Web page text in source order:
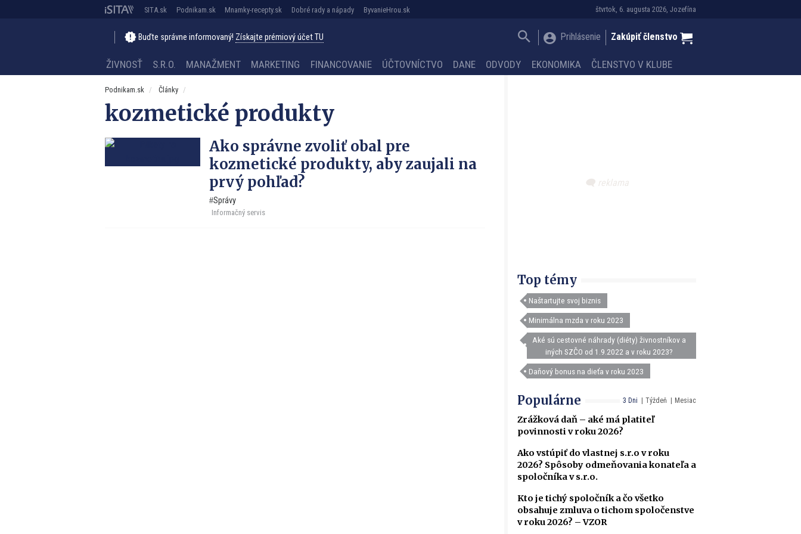
štvrtok, 6. augusta 2026, Jozefína
SITA.sk Podnikam.sk Mnamky-recepty.sk Dobré rady a nápady ByvanieHrou.sk
Buďte správne informovaný! Získajte prémiový účet TU Prihlásenie Zakúpiť členstvo
ŽIVNOSŤ S.R.O. MANAŽMENT MARKETING FINANCOVANIE ÚČTOVNÍCTVO DANE ODVODY EKONOMIKA ČLENSTVO V KLUBE
Podnikam.sk Články
kozmetické produkty
Ako správne zvoliť obal pre
kozmetické produkty, aby zaujali na
prvý pohľad?
Správy
Informačný servis
Top témy
Naštartujte svoj biznis
Minimálna mzda v roku 2023
Aké sú cestovné náhrady (diéty) živnostníkov a
iných SZČO od 1.9.2022 a v roku 2023?
Daňový bonus na dieťa v roku 2023
3 Dni Týždeň Mesiac
Populárne
Zrážková daň – aké má platiteľ
povinnosti v roku 2026?
Ako vstúpiť do vlastnej s.r.o v roku
2026? Spôsoby odmeňovania konateľa a
spoločníka v s.r.o.
Kto je tichý spoločník a čo všetko
obsahuje zmluva o tichom spoločenstve
v roku 2026? – VZOR